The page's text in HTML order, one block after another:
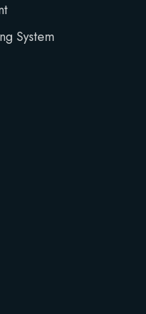
System